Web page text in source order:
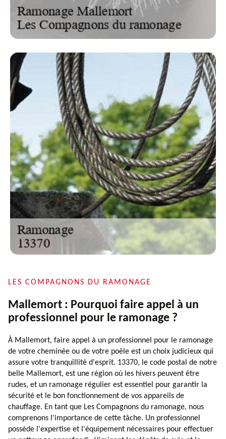
LES COMPAGNONS DU RAMONAGE
Mallemort : Pourquoi faire appel à un
professionnel pour le ramonage ?
À Mallemort, faire appel à un professionnel pour le ramonage
de votre cheminée ou de votre poêle est un choix judicieux qui
assure votre tranquillité d'esprit. 13370, le code postal de notre
belle Mallemort, est une région où les hivers peuvent être
rudes, et un ramonage régulier est essentiel pour garantir la
sécurité et le bon fonctionnement de vos appareils de
chauffage. En tant que Les Compagnons du ramonage, nous
comprenons l'importance de cette tâche. Un professionnel
possède l'expertise et l'équipement nécessaires pour effectuer